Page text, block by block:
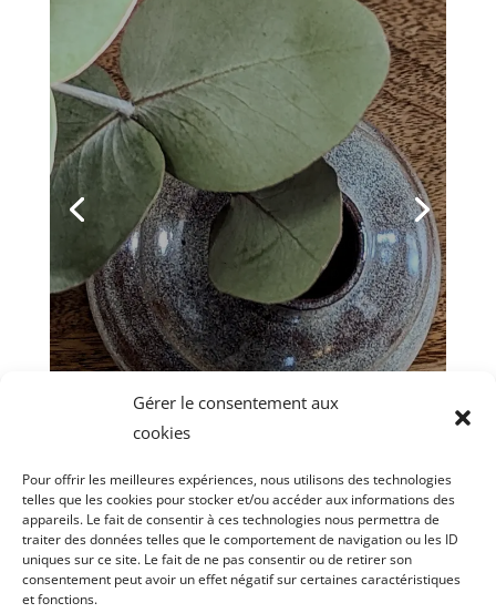
Gérer le consentement aux
cookies
Pour offrir les meilleures expériences, nous utilisons des technologies
telles que les cookies pour stocker et/ou accéder aux informations des
appareils. Le fait de consentir à ces technologies nous permettra de
traiter des données telles que le comportement de navigation ou les ID
uniques sur ce site. Le fait de ne pas consentir ou de retirer son
consentement peut avoir un effet négatif sur certaines caractéristiques
et fonctions.
L’année touche à sa fin
L'année 2023 touche lentement à sa
fin. C'est le dernier jour pour Pappelini
- il est maintenant temps de m'occuper
des cadeaux de Noël ! J'en ai déjà un -
pour moi ! Samedi dernier, j'ai acheté
un magnifique vase au Pop-Up Store
d'Antibes, réalisé par Elise
Kammerer....
Lire plus